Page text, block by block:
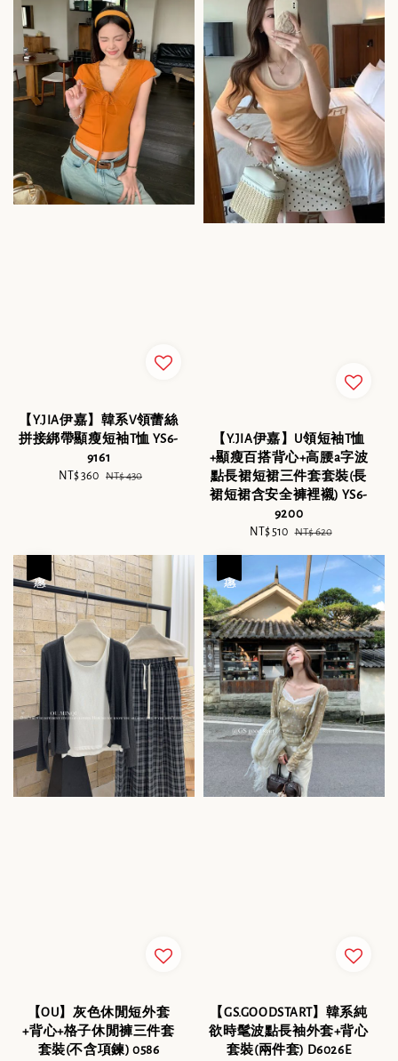
【Y.JIA伊嘉】韓系V領蕾絲
拼接綁帶顯瘦短袖T恤 YS6-
9161
Sale
NT$ 360 Regular
NT$ 430
【Y.JIA伊嘉】U領短袖T恤
+顯瘦百搭背心+高腰a字波
點長裙短裙三件套套裝(長
裙短裙含安全褲裡襯) YS6-
9200
Sale
NT$ 510 Regular
NT$ 620
【OU】灰色休閒短外套
+背心+格子休閒褲三件套
套裝(不含項鍊) 0586
【GS.GOODSTART】韓系純
欲時髦波點長袖外套+背心
套裝(兩件套) D6026E